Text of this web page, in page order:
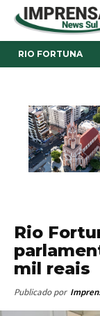
RIO FORTUNA
Rio
mil reais
Publicado por